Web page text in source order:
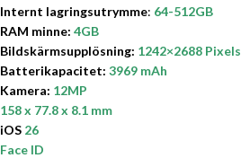
Internt lagringsutrymme: 64-512GB
RAM minne: 4GB
Bildskärmsupplösning: 1242×2688 Pixels
Batterikapacitet: 3969 mAh
Kamera: 12MP
158 x 77.8 x 8.1 mm
iOS 26
Face ID